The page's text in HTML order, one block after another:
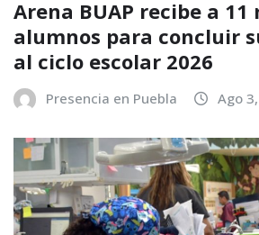
Arena BUAP recibe a 11
alumnos para concluir
al ciclo escolar 2026
Presencia en Puebla Ago